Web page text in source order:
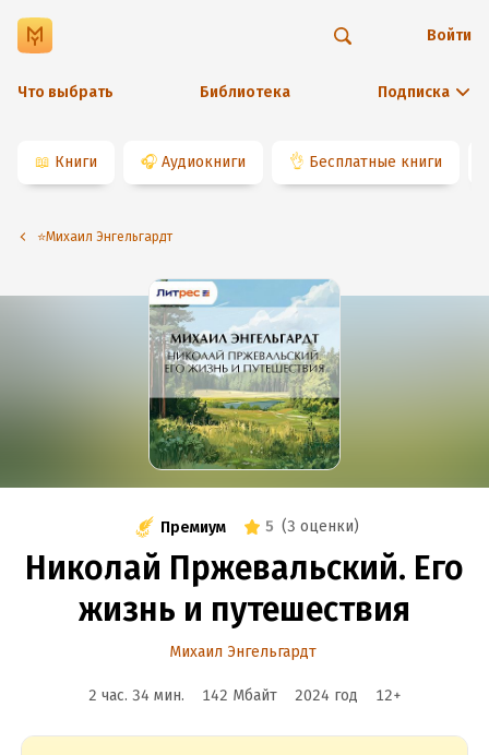
Что выбрать Библиотека Подписка
Войти
📖 Книги 🎧 Аудиокниги 👌 Бесплатные книги
⭐️Михаил Энгельгардт
Премиум 5 (3 оценки)
Николай Пржевальский. Его
жизнь и путешествия
Михаил Энгельгардт
2 час. 34 мин. 142 Мбайт 2024 год 12+